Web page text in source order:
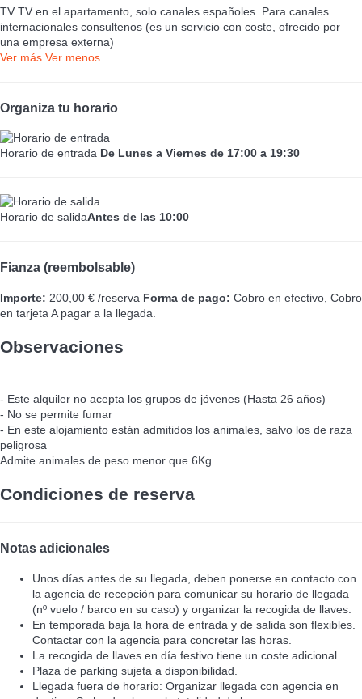
TV TV en el apartamento, solo canales españoles. Para canales
internacionales consultenos (es un servicio con coste, ofrecido por
una empresa externa)
Ver más Ver menos
Organiza tu horario
Horario de entrada De Lunes a Viernes de 17:00 a 19:30
Horario de salidaAntes de las 10:00
Fianza (reembolsable)
Importe: 200,00 € /reserva Forma de pago: Cobro en efectivo, Cobro
en tarjeta A pagar a la llegada.
Observaciones
- Este alquiler no acepta los grupos de jóvenes (Hasta 26 años)
- No se permite fumar
- En este alojamiento están admitidos los animales, salvo los de raza
peligrosa
Admite animales de peso menor que 6Kg
Condiciones de reserva
Notas adicionales
Unos días antes de su llegada, deben ponerse en contacto con
la agencia de recepción para comunicar su horario de llegada
(nº vuelo / barco en su caso) y organizar la recogida de llaves.
En temporada baja la hora de entrada y de salida son flexibles.
Contactar con la agencia para concretar las horas.
La recogida de llaves en día festivo tiene un coste adicional.
Plaza de parking sujeta a disponibilidad.
Llegada fuera de horario: Organizar llegada con agencia en